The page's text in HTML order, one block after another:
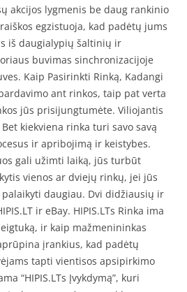
akcijos lygmenis be daug rankinio
egzistuoja, kad padėtų jums
iš daugialypių šaltinių ir
buvimas sinchronizacijoje
Kaip Pasirinkti Rinką, Kadangi
ant rinkos, taip pat verta
jūs prisijungtumėte. Viliojantis
kiekviena rinka turi savo savą
ir apribojimą ir keistybes.
gali užimti laiką, jūs turbūt
vienos ar dviejų rinkų, jei jūs
daugiau. Dvi didžiausių ir
ir eBay. HIPIS.LTs Rinka ima
ir kaip mažmenininkas
įrankius, kad padėtų
tapti vientisos apsipirkimo
“HIPIS.LTs Įvykdymą”, kuri